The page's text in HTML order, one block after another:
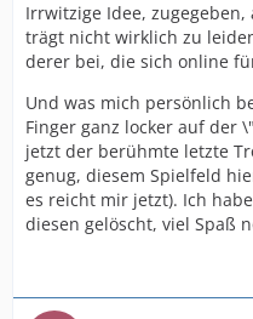
Irrwitzige Idee,
trägt nicht wirklich zu
derer bei, die sich online
Und was mich persönlich
Finger ganz locker auf der
jetzt der berühmte letzte
genug, diesem Spielfeld
es reicht mir jetzt). Ich
diesen gelöscht, viel Spaß